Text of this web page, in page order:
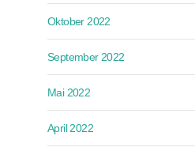
Oktober 2022
September 2022
Mai 2022
April 2022